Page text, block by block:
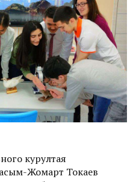
курултая
Жомарт Токаев